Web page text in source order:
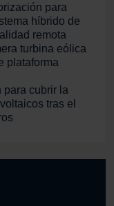
para
híbrido de
remota
turbina eólica
plataforma
para cubrir la
tras el